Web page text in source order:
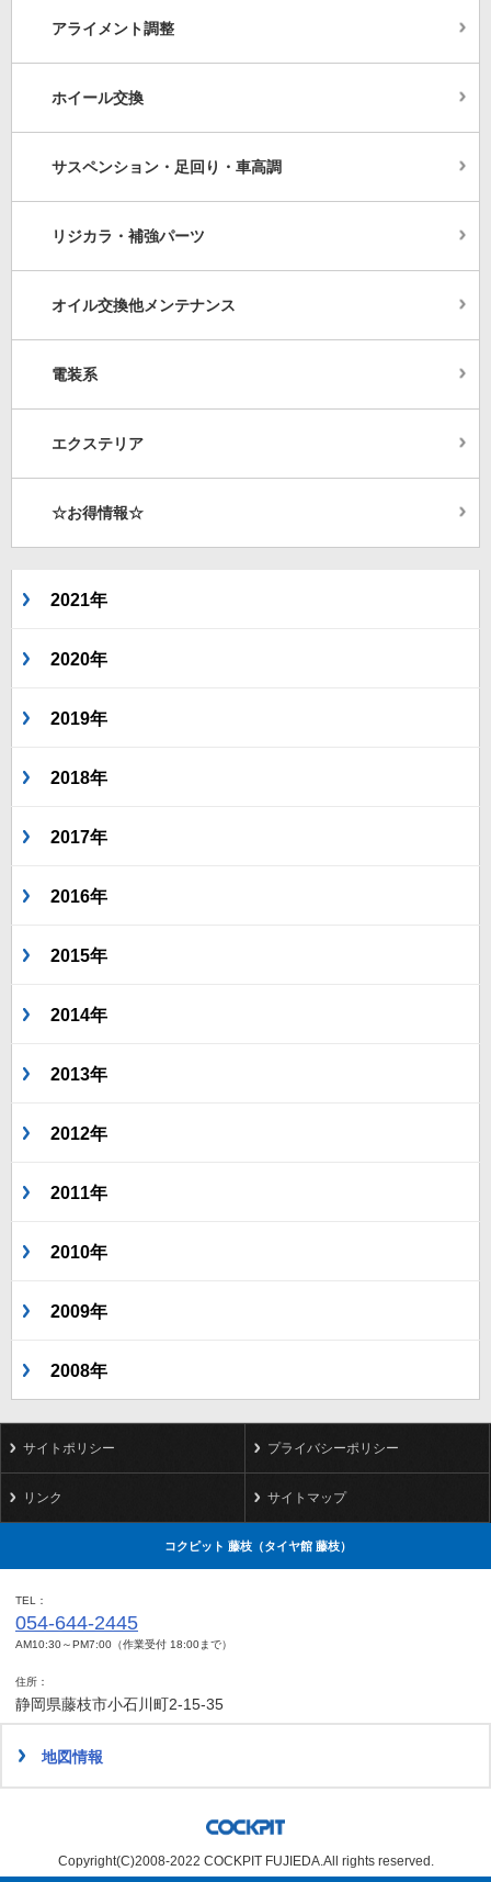
アライメント調整
ホイール交換
サスペンション・足回り・車高調
リジカラ・補強パーツ
オイル交換他メンテナンス
電装系
エクステリア
☆お得情報☆
2021年
2020年
2019年
2018年
2017年
2016年
2015年
2014年
2013年
2012年
2011年
2010年
2009年
2008年
サイトポリシー プライバシーポリシー
リンク サイトマップ
コクピット 藤枝（タイヤ館 藤枝）
TEL
054-644-2445
AM10:30～PM7:00（作業受付 18:00まで）
住所
静岡県藤枝市小石川町2-15-35
地図情報
Copyright(C)2008-2022 COCKPIT FUJIEDA.All rights reserved.